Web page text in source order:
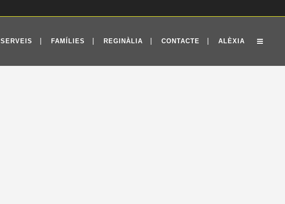
SERVEIS FAMÍLIES REGINÀLIA CONTACTE ALÈXIA